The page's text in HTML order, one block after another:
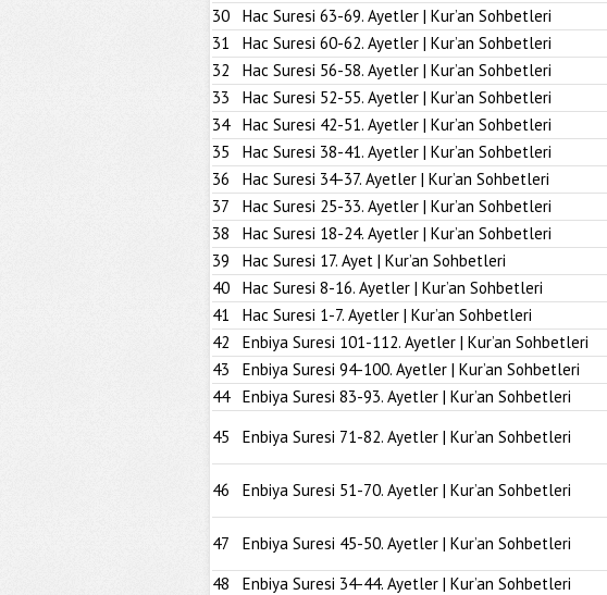
30
Hac Suresi 63-69. Ayetler | Kur’an Sohbetleri
31
Hac Suresi 60-62. Ayetler | Kur’an Sohbetleri
32
Hac Suresi 56-58. Ayetler | Kur’an Sohbetleri
33
Hac Suresi 52-55. Ayetler | Kur’an Sohbetleri
34
Hac Suresi 42-51. Ayetler | Kur’an Sohbetleri
35
Hac Suresi 38-41. Ayetler | Kur’an Sohbetleri
36
Hac Suresi 34-37. Ayetler | Kur’an Sohbetleri
37
Hac Suresi 25-33. Ayetler | Kur’an Sohbetleri
38
Hac Suresi 18-24. Ayetler | Kur’an Sohbetleri
39
Hac Suresi 17. Ayet | Kur’an Sohbetleri
40
Hac Suresi 8-16. Ayetler | Kur’an Sohbetleri
41
Hac Suresi 1-7. Ayetler | Kur’an Sohbetleri
42
Enbiya Suresi 101-112. Ayetler | Kur’an Sohbetleri
43
Enbiya Suresi 94-100. Ayetler | Kur’an Sohbetleri
44
Enbiya Suresi 83-93. Ayetler | Kur’an Sohbetleri
45
Enbiya Suresi 71-82. Ayetler | Kur’an Sohbetleri
46 Enbiya Suresi 51-70. Ayetler | Kur’an Sohbetleri
47 Enbiya Suresi 45-50. Ayetler | Kur’an Sohbetleri
48
Enbiya Suresi 34-44. Ayetler | Kur’an Sohbetleri